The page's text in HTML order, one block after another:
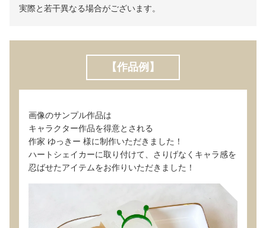
実際と若干異なる場合がございます。
【作品例】
画像のサンプル作品は
キャラクター作品を得意とされる
作家 ゆっきー 様に制作いただきました！
ハートシェイカーに取り付けて、さりげなくキャラ感を
忍ばせたアイテムをお作りいただきました！